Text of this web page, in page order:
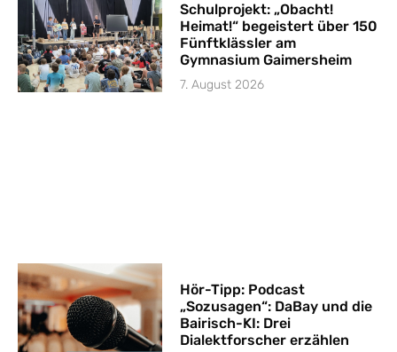
Schulprojekt: „Obacht!
Heimat!“ begeistert über 150
Fünftklässler am
Gymnasium Gaimersheim
7. August 2026
Hör-Tipp: Podcast
„Sozusagen“: DaBay und die
Bairisch-KI: Drei
Dialektforscher erzählen